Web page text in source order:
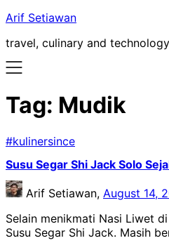
Arif Setiawan
travel, culinary and technology
Tag: Mudik
#kulinersince
Susu Segar Shi Jack Solo
Arif Setiawan, August 14,
Selain menikmati Nasi Liwet
Susu Segar Shi Jack. Masih